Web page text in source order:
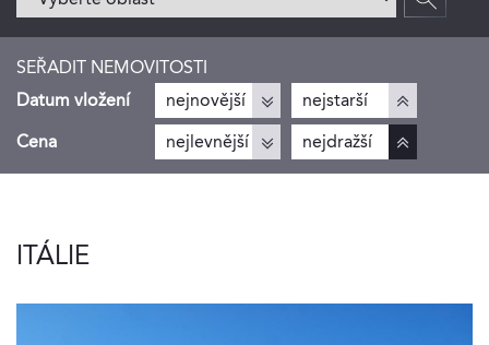
SEŘADIT NEMOVITOSTI
Datum vložení
nejnovější
nejstarší
Cena
nejlevnější nejdražší
ITÁLIE